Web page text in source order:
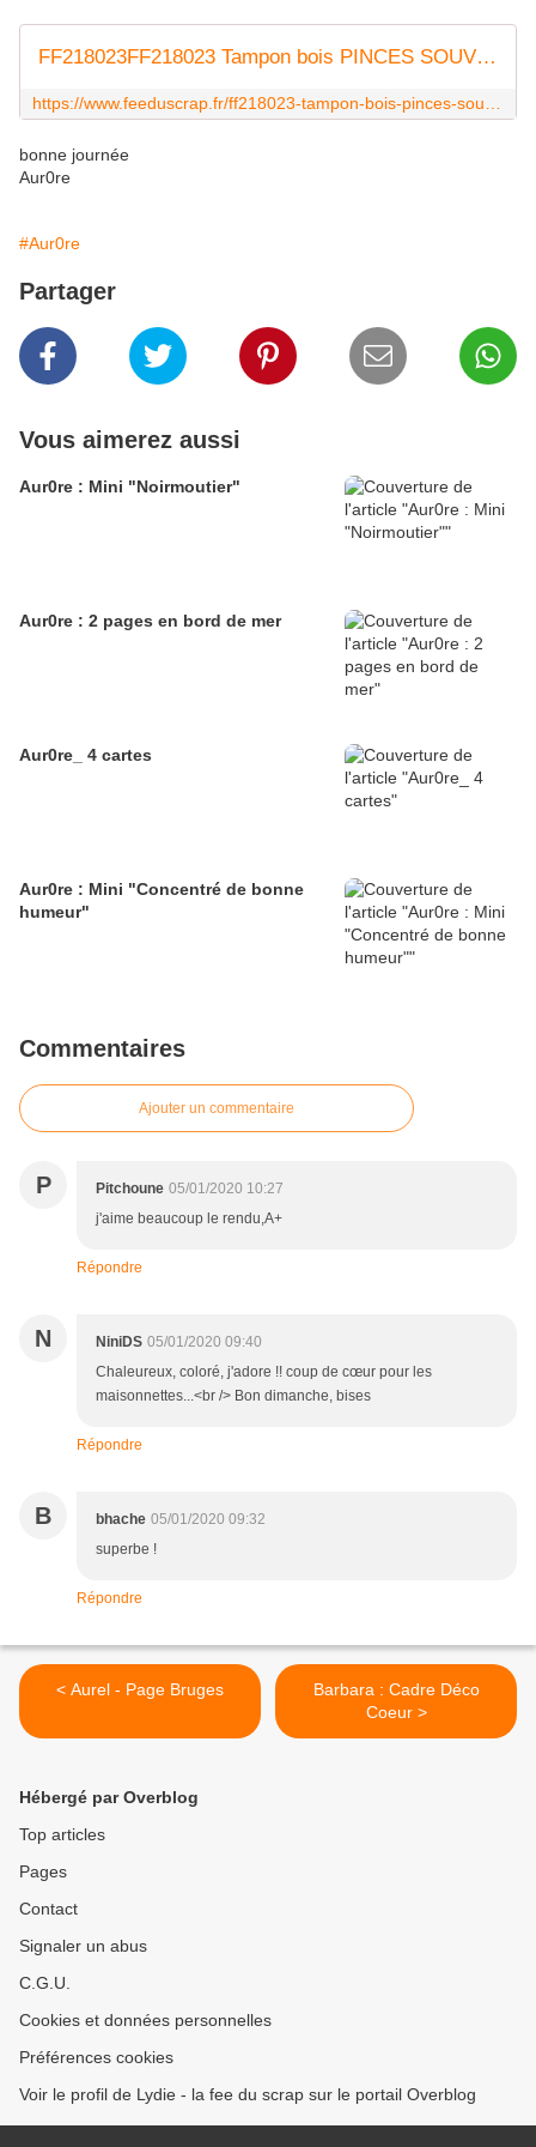
FF218023FF218023 Tampon bois PINCES SOUVENIRS FEE DU SCRAP
bonne journée
Aur0re
#Aur0re
Partager
Vous aimerez aussi
Aur0re : Mini "Noirmoutier"
Aur0re : 2 pages en bord de mer
Aur0re_ 4 cartes
Aur0re : Mini "Concentré de bonne
humeur"
Commentaires
Ajouter un commentaire
P Pitchoune 05/01/2020 10:27
j'aime beaucoup le rendu,A+
Répondre
N NiniDS 05/01/2020 09:40
Chaleureux, coloré, j'adore !! coup de cœur pour les
maisonnettes...<br /> Bon dimanche, bises
Répondre
B bhache 05/01/2020 09:32
superbe !
Répondre
< Aurel - Page Bruges
Barbara : Cadre Déco
Coeur >
Hébergé par Overblog
Top articles
Pages
Contact
Signaler un abus
C.G.U.
Cookies et données personnelles
Préférences cookies
Voir le profil de Lydie - la fee du scrap sur le portail Overblog